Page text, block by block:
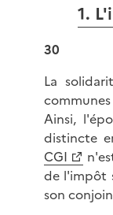
1.
30
La
Ainsi,
distincte
CGI
de l'impôt
son